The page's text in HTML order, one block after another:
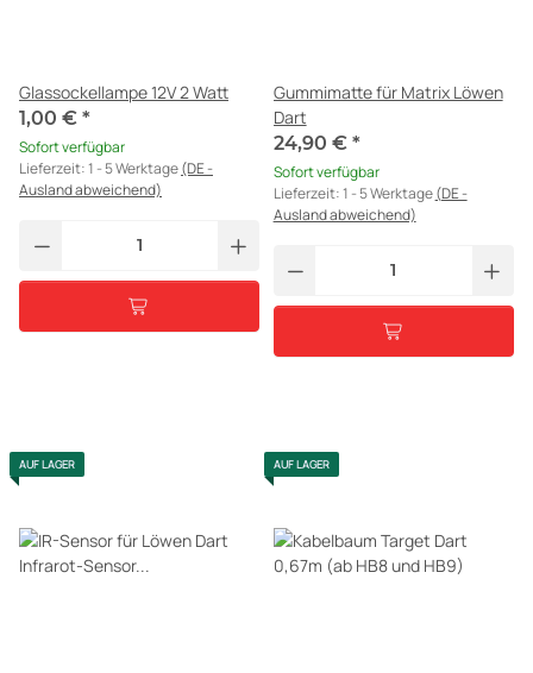
Glassockellampe 12V 2 Watt
1,00 € *
Sofort verfügbar
Lieferzeit:1 - 5 Werktage(DE -
Ausland abweichend)
Gummimatte für Matrix Löwen
Dart
24,90 € *
Sofort verfügbar
Lieferzeit:1 - 5 Werktage(DE -
Ausland abweichend)
AUF LAGER AUF LAGER